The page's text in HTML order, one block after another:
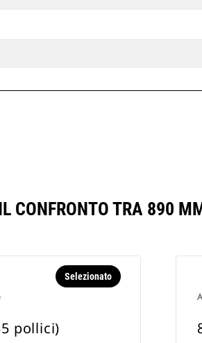
CONFRONTO TRA 890
Selezionato
pollici)